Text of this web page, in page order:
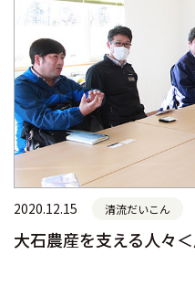
2020.12.15 清流だいこん
大石農産を支える人々